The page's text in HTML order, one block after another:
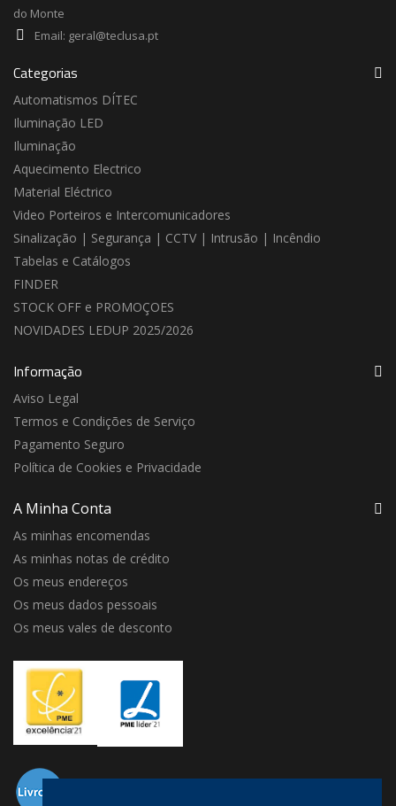
do Monte
Email: geral@teclusa.pt
Categorias
Automatismos DÍTEC
Iluminação LED
Iluminação
Aquecimento Electrico
Material Eléctrico
Video Porteiros e Intercomunicadores
Sinalização | Segurança | CCTV | Intrusão | Incêndio
Tabelas e Catálogos
FINDER
STOCK OFF e PROMOÇOES
NOVIDADES LEDUP 2025/2026
Informação
Aviso Legal
Termos e Condições de Serviço
Pagamento Seguro
Política de Cookies e Privacidade
A Minha Conta
As minhas encomendas
As minhas notas de crédito
Os meus endereços
Os meus dados pessoais
Os meus vales de desconto